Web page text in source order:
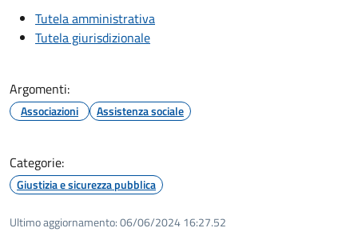
Tutela amministrativa
Tutela giurisdizionale
Argomenti:
Associazioni Assistenza sociale
Categorie:
Giustizia e sicurezza pubblica
Ultimo aggiornamento:06/06/2024 16:27.52